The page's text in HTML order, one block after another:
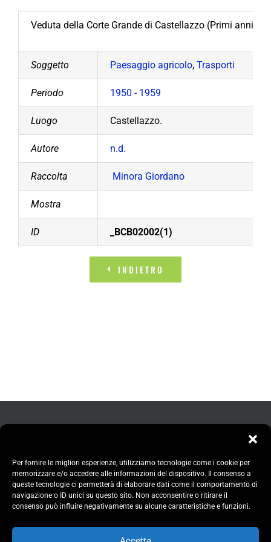
Per fornire le migliori esperienze, utilizziamo tecnologie come i cookie per
memorizzare e/o accedere alle informazioni del dispositivo. Il consenso a
queste tecnologie ci permetterà di elaborare dati come il comportamento di
navigazione o ID unici su questo sito. Non acconsentire o ritirare il
consenso può influire negativamente su alcune caratteristiche e funzioni.
Veduta della Corte Grande di Castellazzo (Primi anni
Soggetto Paesaggio agricolo, Trasporti
Periodo 1950 - 1959
Luogo Castellazzo.
Autore n.d.
Raccolta Minora Giordano
Mostra
ID _BCB02002(1)
INDIETRO